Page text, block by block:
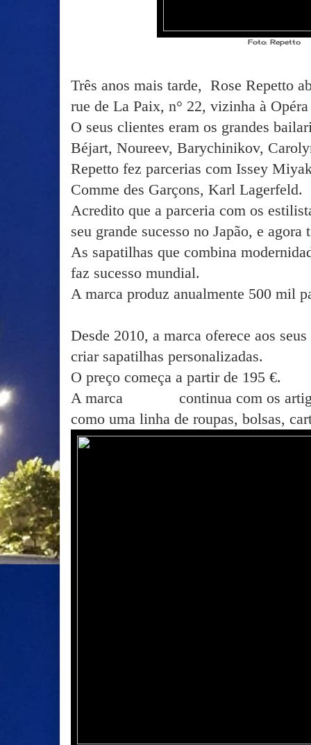
Foto: Repetto
Três anos mais tarde, Rose Repetto
rue de La Paix, n° 22, vizinha à
O seus clientes eram os grandes
Béjart, Noureev, Barychinikov,
Repetto fez parcerias com Issey
Comme des Garçons, Karl Lagerfeld.
Acredito que a parceria com os
seu grande sucesso no Japão, e
As sapatilhas que combina
faz sucesso mundial.
A marca produz anualmente 500 mil
Desde 2010, a marca oferece aos
criar sapatilhas personalizadas.
O preço começa a partir de 195 €.
A marca
continua com os
como uma linha de roupas, bolsas,